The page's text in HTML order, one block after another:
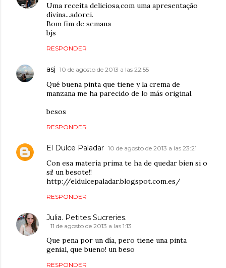
Uma receita deliciosa,com uma apresentação
divina...adorei.
Bom fim de semana
bjs
RESPONDER
asj 10 de agosto de 2013 a las 22:55
Qué buena pinta que tiene y la crema de
manzana me ha parecido de lo más original.
besos
RESPONDER
El Dulce Paladar 10 de agosto de 2013 a las 23:21
Con esa materia prima te ha de quedar bien si o
si! un besote!!
http://eldulcepaladar.blogspot.com.es/
RESPONDER
Julia. Petites Sucreries.
11 de agosto de 2013 a las 1:13
Que pena por un día, pero tiene una pinta
genial, que bueno! un beso
RESPONDER